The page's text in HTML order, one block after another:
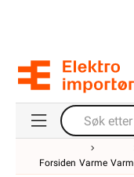
Forsiden Varme